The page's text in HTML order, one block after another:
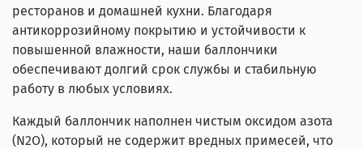
ресторанов и домашней кухни. Благодаря
антикоррозийному покрытию и устойчивости к
повышенной влажности, наши баллончики
обеспечивают долгий срок службы и стабильную
работу в любых условиях.
Каждый баллончик наполнен чистым оксидом азота
(N2O), который не содержит вредных примесей, что